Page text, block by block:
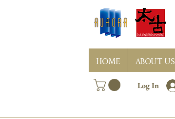
HOME ABOUT US
Log In